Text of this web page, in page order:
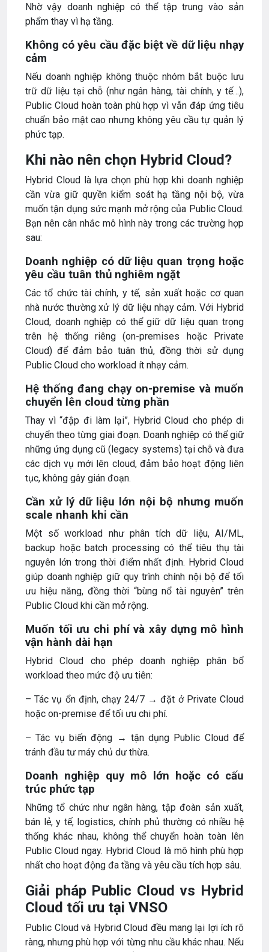
Nhờ vậy doanh nghiệp có thể tập trung vào sản
phẩm thay vì hạ tầng.
Không có yêu cầu đặc biệt về dữ liệu nhạy
cảm
Nếu doanh nghiệp không thuộc nhóm bắt buộc lưu
trữ dữ liệu tại chỗ (như ngân hàng, tài chính, y tế…),
Public Cloud hoàn toàn phù hợp vì vẫn đáp ứng tiêu
chuẩn bảo mật cao nhưng không yêu cầu tự quản lý
phức tạp.
Khi nào nên chọn Hybrid Cloud?
Hybrid Cloud là lựa chọn phù hợp khi doanh nghiệp
cần vừa giữ quyền kiểm soát hạ tầng nội bộ, vừa
muốn tận dụng sức mạnh mở rộng của Public Cloud.
Bạn nên cân nhắc mô hình này trong các trường hợp
sau:
Doanh nghiệp có dữ liệu quan trọng hoặc
yêu cầu tuân thủ nghiêm ngặt
Các tổ chức tài chính, y tế, sản xuất hoặc cơ quan
nhà nước thường xử lý dữ liệu nhạy cảm. Với Hybrid
Cloud, doanh nghiệp có thể giữ dữ liệu quan trọng
trên hệ thống riêng (on-premises hoặc Private
Cloud) để đảm bảo tuân thủ, đồng thời sử dụng
Public Cloud cho workload ít nhạy cảm.
Hệ thống đang chạy on-premise và muốn
chuyển lên cloud từng phần
Thay vì “đập đi làm lại”, Hybrid Cloud cho phép di
chuyển theo từng giai đoạn. Doanh nghiệp có thể giữ
những ứng dụng cũ (legacy systems) tại chỗ và đưa
các dịch vụ mới lên cloud, đảm bảo hoạt động liên
tục, không gây gián đoạn.
Cần xử lý dữ liệu lớn nội bộ nhưng muốn
scale nhanh khi cần
Một số workload như phân tích dữ liệu, AI/ML,
backup hoặc batch processing có thể tiêu thụ tài
nguyên lớn trong thời điểm nhất định. Hybrid Cloud
giúp doanh nghiệp giữ quy trình chính nội bộ để tối
ưu hiệu năng, đồng thời “bùng nổ tài nguyên” trên
Public Cloud khi cần mở rộng.
Muốn tối ưu chi phí và xây dựng mô hình
vận hành dài hạn
Hybrid Cloud cho phép doanh nghiệp phân bổ
workload theo mức độ ưu tiên:
– Tác vụ ổn định, chạy 24/7 → đặt ở Private Cloud
hoặc on-premise để tối ưu chi phí.
– Tác vụ biến động → tận dụng Public Cloud để
tránh đầu tư máy chủ dư thừa.
Doanh nghiệp quy mô lớn hoặc có cấu
trúc phức tạp
Những tổ chức như ngân hàng, tập đoàn sản xuất,
bán lẻ, y tế, logistics, chính phủ thường có nhiều hệ
thống khác nhau, không thể chuyển hoàn toàn lên
Public Cloud ngay. Hybrid Cloud là mô hình phù hợp
nhất cho hoạt động đa tầng và yêu cầu tích hợp sâu.
Giải pháp Public Cloud vs Hybrid
Cloud tối ưu tại VNSO
Public Cloud và Hybrid Cloud đều mang lại lợi ích rõ
ràng, nhưng phù hợp với từng nhu cầu khác nhau. Nếu